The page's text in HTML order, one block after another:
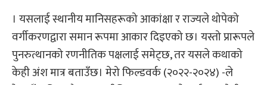
। यसलाई स्थानीय मानिसहरूको आकांक्षा र राज्यले थोपेको
वर्गीकरणद्वारा समान रूपमा आकार दिइएको छ। यस्तो प्रारूपले
पुनरुत्थानको रणनीतिक पक्षलाई समेट्छ, तर यसले कथाको
केही अंश मात्र बताउँछ। मेरो फिल्डवर्क (२०२२-२०२४) -ले